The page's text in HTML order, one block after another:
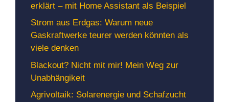
erklärt – mit Home Assistant als Beispiel
Strom aus Erdgas: Warum neue
Gaskraftwerke teurer werden könnten als
viele denken
Blackout? Nicht mit mir! Mein Weg zur
Unabhängikeit
Agrivoltaik: Solarenergie und Schafzucht